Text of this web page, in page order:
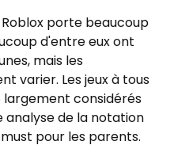
porte beaucoup
d'entre eux ont
mais les
varier. Les jeux à tous
considérés
analyse de la notation
pour les parents.